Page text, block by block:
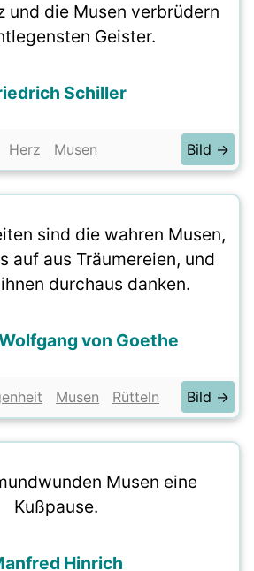
und die Musen verbrüdern
Geister.
Schiller
Herz Musen Bild →
sind die wahren Musen,
auf aus Träumereien, und
durchaus danken.
von Goethe
Musen Rütteln Bild →
Musen eine
Kußpause.
Hinrich